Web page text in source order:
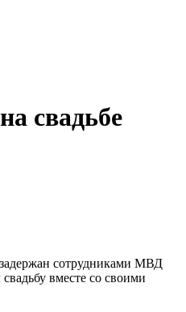
свадьбе
сотрудниками МВД
вместе со своими